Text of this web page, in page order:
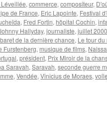
, commerce, compositeur,
de France, Eric Lapointe, Festival
, Fred Fortin, hôpital Cochin,
Hallyday, journaliste, juillet 2000
de la dernière chance, Le tour du
Furstenberg, musique de films,
, président, Prix Miroir de la
Saravah, Saravah, seconde guerre
, Vendée, Vinicius de Moraes,